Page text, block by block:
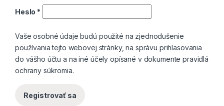
Heslo *
Vaše osobné údaje budú použité na zjednodušenie
používania tejto webovej stránky, na správu prihlasovania
do vášho účtu a na iné účely opísané v dokumentepravidlá
ochrany súkromia.
Registrovať sa